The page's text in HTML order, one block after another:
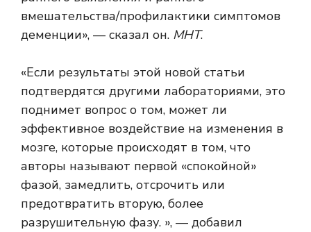
вмешательства/профилактики симптомов
деменции», — сказал он. МНТ.
«Если результаты этой новой статьи
подтвердятся другими лабораториями, это
поднимет вопрос о том, может ли
эффективное воздействие на изменения в
мозге, которые происходят в том, что
авторы называют первой «спокойной»
фазой, замедлить, отсрочить или
предотвратить вторую, более
разрушительную фазу. », — добавил